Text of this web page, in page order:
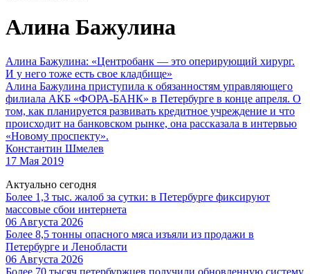
Алина Бажулина
Алина Бажулина: «Центробанк — это оперирующий хирург.
И у него тоже есть свое кладбище»
Алина Бажулина приступила к обязанностям управляющего
филиала АКБ «ФОРА-БАНК» в Петербурге в конце апреля. О
том, как планируется развивать кредитное учреждение и что
происходит на банковском рынке, она рассказала в интервью
«Новому проспекту».
Константин Шмелев
17 Мая 2019
Актуально сегодня
Более 1,3 тыс. жалоб за сутки: в Петербурге фиксируют
массовые сбои интернета
06 Августа 2026
Более 8,5 тонны опасного мяса изъяли из продажи в
Петербурге и Ленобласти
06 Августа 2026
Более 70 тысяч петербуржцев получили обновленную систему